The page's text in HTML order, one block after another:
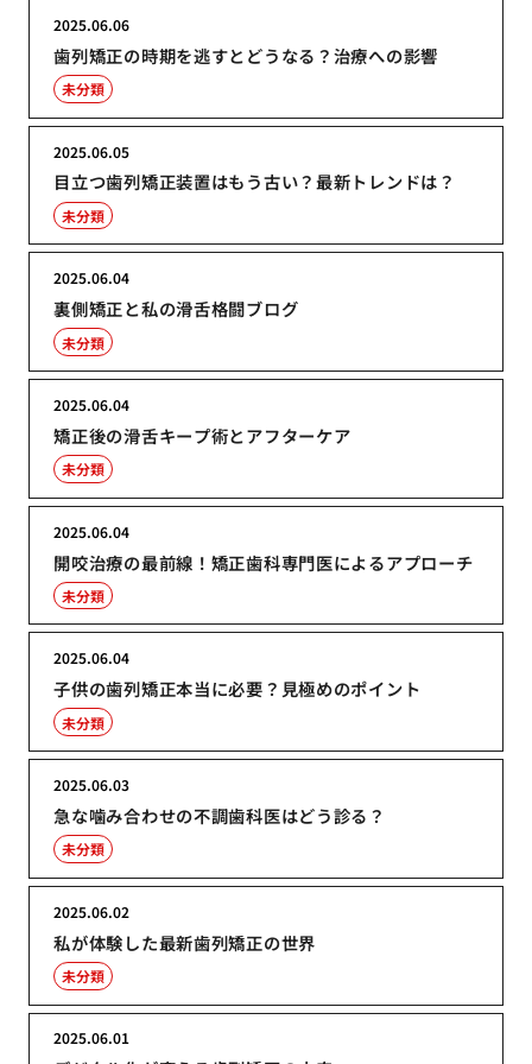
歯列矯正の時期を逃すとどうなる？治療への影響
2025.06.06
未分類
目立つ歯列矯正装置はもう古い？最新トレンドは？
2025.06.05
未分類
裏側矯正と私の滑舌格闘ブログ
2025.06.04
未分類
矯正後の滑舌キープ術とアフターケア
2025.06.04
未分類
開咬治療の最前線！矯正歯科専門医によるアプローチ
2025.06.04
未分類
子供の歯列矯正本当に必要？見極めのポイント
2025.06.04
未分類
急な噛み合わせの不調歯科医はどう診る？
2025.06.03
未分類
私が体験した最新歯列矯正の世界
2025.06.02
未分類
2025.06.01